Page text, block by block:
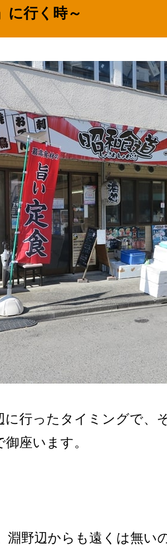
に行く時～
に行ったタイミングで、
座います。
淵野辺からも遠くは無い